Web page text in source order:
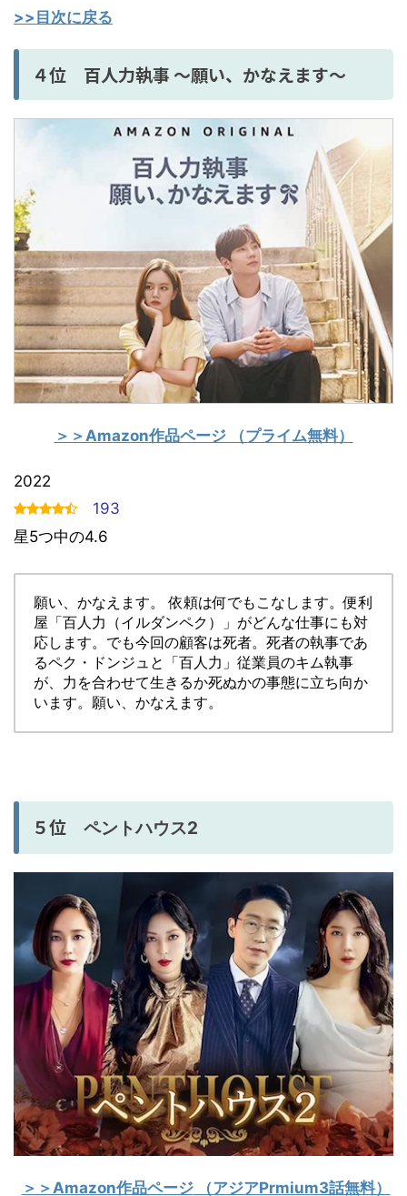
>>目次に戻る
４位 百人力執事 ～願い、かなえます～
＞＞Amazon作品ページ （プライム無料）
2022
193
星5つ中の4.6
願い、かなえます。 依頼は何でもこなします。便利
屋「百人力（イルダンペク）」がどんな仕事にも対
応します。でも今回の顧客は死者。死者の執事であ
るペク・ドンジュと「百人力」従業員のキム執事
が、力を合わせて生きるか死ぬかの事態に立ち向か
います。願い、かなえます。
５位 ペントハウス2
＞＞Amazon作品ページ（アジアPrmium3話無料）